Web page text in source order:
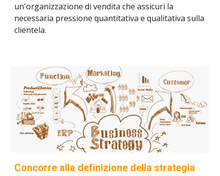
un'organizzazione di vendita che assicuri la
necessaria pressione quantitativa e qualitativa sulla
clientela.
Concorre alla definizione della strategia